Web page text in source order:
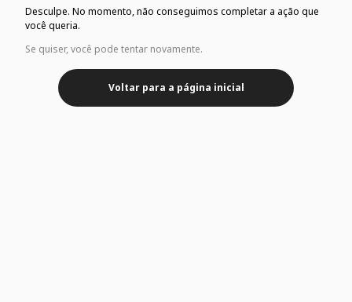
Desculpe. No momento, não conseguimos completar a ação que
você queria.
Se quiser, você pode tentar novamente.
Voltar para a página inicial